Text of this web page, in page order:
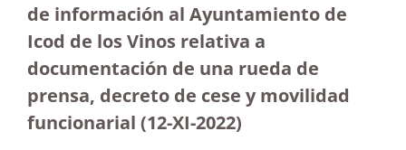
de información al Ayuntamiento de
Icod de los Vinos relativa a
documentación de una rueda de
prensa, decreto de cese y movilidad
funcionarial (12-XI-2022)